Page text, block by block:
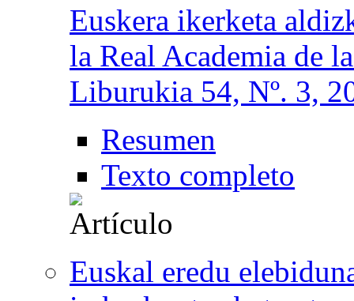
Euskera ikerketa
la Real Academia de
Liburukia 54, Nº. 3,
Resumen
Texto completo
Euskal eredu